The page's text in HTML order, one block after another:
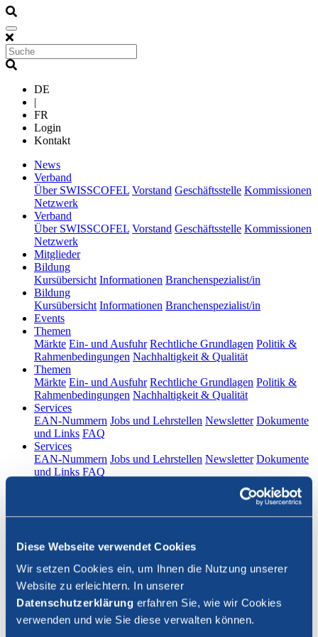
Diese Webseite verwendet Cookies
Wir setzen Cookies ein, um Ihnen die Nutzung unserer
Website zu erleichtern. In unserer
Datenschutzerklärung erfahren Sie, wie wir Cookies
verwenden und wie Sie diese verwalten können.
DE
|
FR
Login
Kontakt
News(current)
Verband
Über SWISSCOFEL Vorstand Geschäftsstelle Kommissionen
Netzwerk
Verband
Über SWISSCOFEL Vorstand Geschäftsstelle Kommissionen
Netzwerk
Mitglieder(current)
Bildung(current)
Kursübersicht Informationen Branchenspezialist/in
Bildung(current)
Kursübersicht Informationen Branchenspezialist/in
Events(current)
Themen
Märkte Ein- und Ausfuhr Rechtliche Grundlagen Politik &
Rahmenbedingungen Nachhaltigkeit & Qualität
Themen
Märkte Ein- und Ausfuhr Rechtliche Grundlagen Politik &
Rahmenbedingungen Nachhaltigkeit & Qualität
Services(current)
EAN-Nummern Jobs und Lehrstellen Newsletter Dokumente
und Links FAQ
Services(current)
EAN-Nummern Jobs und Lehrstellen Newsletter Dokumente
und Links FAQ
FR
Login
Suche schliessen